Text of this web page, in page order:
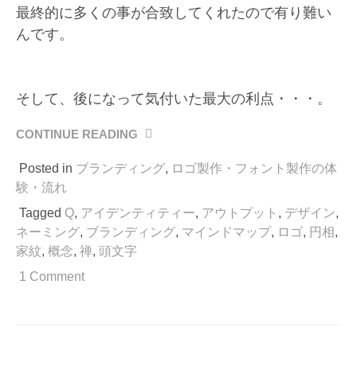
最終的に多くの事が合致してくれたので有り難い
んです。
そして、後になって気付いた最大の利点・・・。
CONTINUE READING
“頭
字
に
し
Posted in ブランディング, ロゴ製作・フォント製作の体
験・流れ
Tagged Q, アイデンティティー, アウトプット , デザイン,
ネーミング, ブランディング, マインドマップ, ロゴ, 円相,
家紋, 概念, 禅, 頭文字
1 Comment